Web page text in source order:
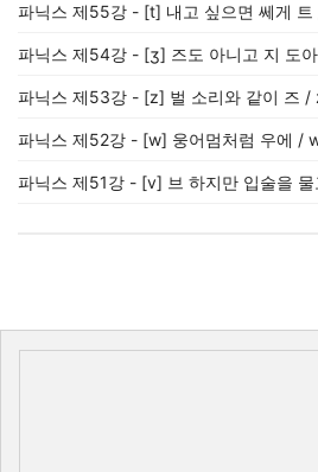
파닉스 제55강 - [t] 내고 싶으면 쎄게
파닉스 제54강 - [ʒ] 즈도 아니고 지 도
파닉스 제53강 - [z] 벌 소리와 같이 즈
파닉스 제52강 - [w] 웅어멈처럼 우에 /
파닉스 제51강 - [v] 브 하지만 입술을